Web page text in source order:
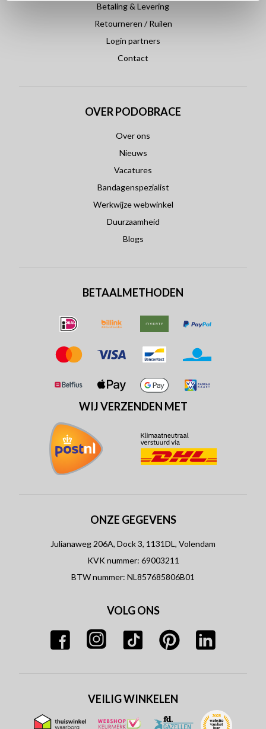
Betaling & Levering
Retourneren / Ruilen
Login partners
Contact
OVER PODOBRACE
Over ons
Nieuws
Vacatures
Bandagenspezialist
Werkwijze webwinkel
Duurzaamheid
Blogs
BETAALMETHODEN
WIJ VERZENDEN MET
ONZE GEGEVENS
Julianaweg 206A, Dock 3, 1131DL, Volendam
KVK nummer: 69003211
BTW nummer: NL857685806B01
VOLG ONS
VEILIG WINKELEN